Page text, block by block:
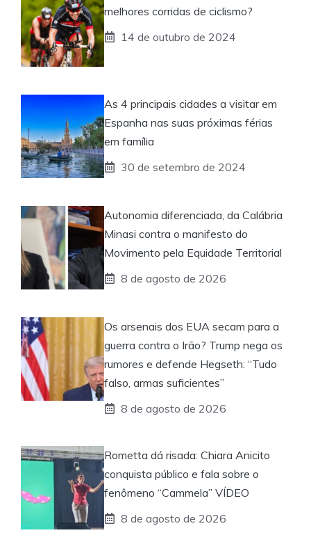
melhores corridas de ciclismo?
14 de outubro de 2024
As 4 principais cidades a visitar em
Espanha nas suas próximas férias
em família
30 de setembro de 2024
Autonomia diferenciada, da Calábria
Minasi contra o manifesto do
Movimento pela Equidade Territorial
8 de agosto de 2026
Os arsenais dos EUA secam para a
guerra contra o Irão? Trump nega os
rumores e defende Hegseth: “Tudo
falso, armas suficientes”
8 de agosto de 2026
Rometta dá risada: Chiara Anicito
conquista público e fala sobre o
fenômeno “Cammela” VÍDEO
8 de agosto de 2026